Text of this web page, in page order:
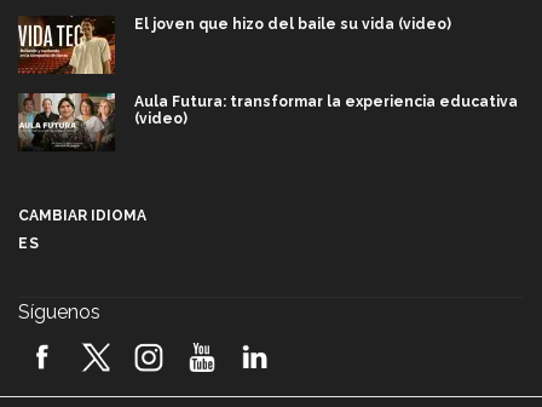
El joven que hizo del baile su vida (video)
Aula Futura: transformar la experiencia educativa
(video)
2026! (video)
CAMBIAR IDIOMA
ES
Síguenos